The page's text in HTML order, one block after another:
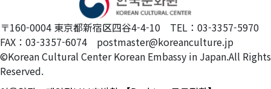
〒160-0004 東京都新宿区四谷4-4-10 TEL：03-3357-5970
FAX：03-3357-6074 postmaster@koreanculture.jp
©Korean Cultural Center Korean Embassy in Japan.All Rights
Reserved.